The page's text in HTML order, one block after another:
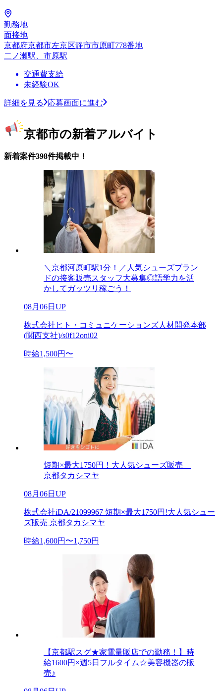
勤務地
面接地
京都府京都市左京区静市市原町778番地
二ノ瀬駅、市原駅
交通費支給
未経験OK
詳細を見る 応募画面に進む
京都市の新着アルバイト
新着案件398件掲載中！
＼京都河原町駅1分！／人気シューズブラン
ドの接客販売スタッフ大募集◎語学力を活
かしてガッツリ稼ごう！
08月06日UP
株式会社ヒト・コミュニケーションズ人材開発本部
(関西支社)/s0f12oni02
時給1,500円〜
短期×最大1750円！大人気シューズ販売
京都タカシマヤ
08月06日UP
株式会社iDA/21099967 短期×最大1750円!大人気シュー
ズ販売 京都タカシマヤ
時給1,600円〜1,750円
【京都駅スグ★家電量販店での勤務！】時
給1600円×週5日フルタイム☆美容機器の販
売♪